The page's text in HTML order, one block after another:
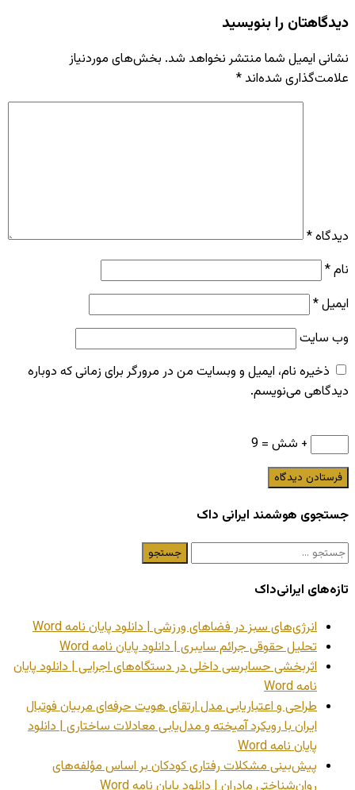
دیدگاهتان را بنویسید
نشانی ایمیل شما منتشر نخواهد شد. بخش‌های موردنیاز
علامت‌گذاری شده‌اند *
دیدگاه*
نام*
ایمیل*
وب‌ سایت
ذخیره نام، ایمیل و وبسایت من در مرورگر برای زمانی که دوباره
دیدگاهی می‌نویسم.
+ شش = 9
جستجوی هوشمند ایرانی داک
جستجو
تازه‌های ایرانی‌داک
انرژی‌های سبز در فضاهای ورزشی | دانلود پایان نامه Word
تحلیل حقوقی جرائم سایبری | دانلود پایان نامه Word
اثربخشی حسابرسی داخلی در دستگاه‌های اجرایی | دانلود پایان
نامه Word
طراحی و اعتباریابی مدل ارتقای هویت حرفه‌ای مربیان فوتبال
ایران با رویکرد آمیخته و مدل‌یابی معادلات ساختاری | دانلود
پایان نامه Word
پیش‌بینی مشکلات رفتاری کودکان بر اساس مؤلفه‌های